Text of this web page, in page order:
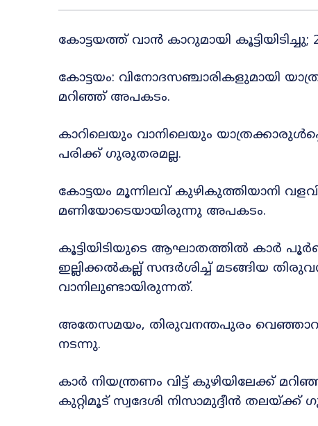
കോട്ടയത്ത് വാൻ കാറുമായി കൂട്ടിയിടിച്ചു;
കോട്ടയം: വിനോദസഞ്ചാരികളുമായി
മറിഞ്ഞ് അപകടം.
കാറിലെയും വാനിലെയും
പരിക്ക് ഗുരുതരമല്ല.
കോട്ടയം മൂന്നിലവ് കുഴികുത്തിയാനി
മണിയോടെയായിരുന്നു അപകടം.
കൂട്ടിയിടിയുടെ ആഘാതത്തിൽ കാർ
ഇല്ലിക്കൽകല്ല് സന്ദർശിച്ച് മടങ്ങിയ
വാനിലുണ്ടായിരുന്നത്.
അതേസമയം, തിരുവനന്തപുരം
നടന്നു.
കാർ നിയന്ത്രണം വിട്ട് കുഴിയിലേക്ക്
കുറ്റിമൂട് സ്വദേശി നിസാമുദ്ദീൻ തലയ്ക്ക്